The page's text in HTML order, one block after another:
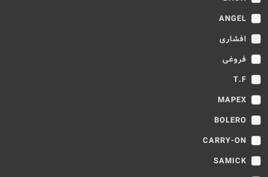
ANGEL
افشاری
فروغی
T.F
MAPEX
BOLERO
CARRY-ON
SAMICK